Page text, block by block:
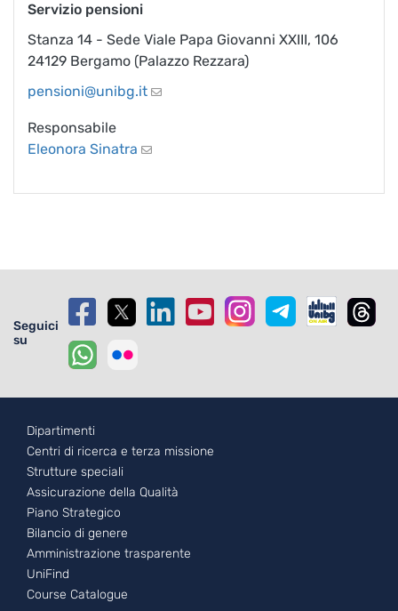
Servizio pensioni
Stanza 14 - Sede Viale Papa Giovanni XXIII, 106
24129 Bergamo (Palazzo Rezzara)
pensioni@unibg.it
Responsabile
Eleonora Sinatra
Seguici
su
Footer - 1
Dipartimenti
Centri di ricerca e terza missione
Strutture speciali
Assicurazione della Qualità
Piano Strategico
Bilancio di genere
Amministrazione trasparente
UniFind
Course Catalogue